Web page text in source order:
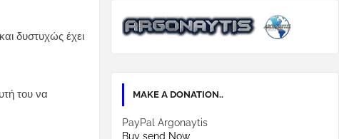
δυστυχώς έχει
του να
MAKE A DONATION..
PayPal Argonaytis
Buy send Now